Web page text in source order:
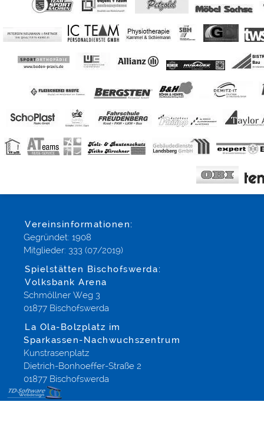
Vereinsinformationen:
Gegründet: 1908
Mitglieder: 333 (07/2019)
Spielstätten Bischofswerda:
Volksbank Arena
Schmöllner Weg 3
01877 Bischofswerda
La Ola-Bolzplatz im
Sparkassen-Nachwuchszentrum
Kunstrasenplatz
Dietrich-Bonhoeffer-Straße 2
01877 Bischofswerda